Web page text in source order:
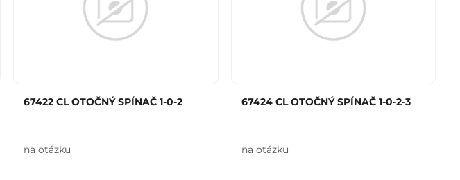
67422 CL OTOČNÝ SPÍNAČ 1-0-2
na otázku
67424 CL OTOČNÝ SPÍNAČ 1-0-2-3
na otázku